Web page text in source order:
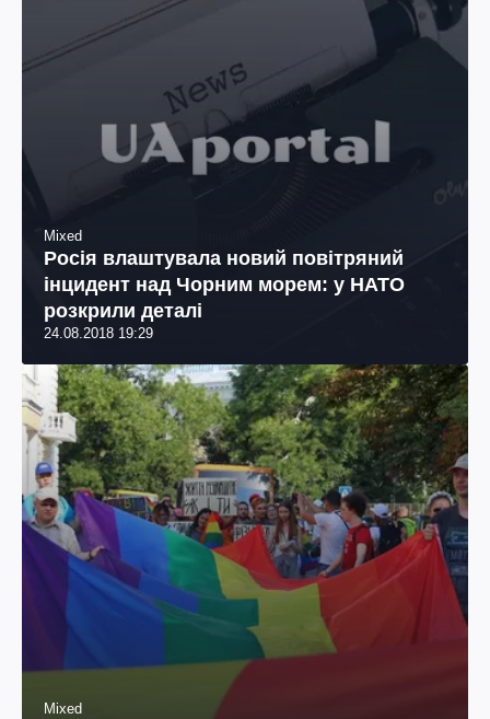
Mixed
Росія влаштувала новий повітряний
інцидент над Чорним морем: у НАТО
розкрили деталі
24.08.2018 19:29
Mixed